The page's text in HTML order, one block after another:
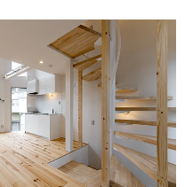
売買仲介エージェント（
都心の高級住宅・区分マン
買仲介エージェント（売
可能です。
や企業信用格付けも是非
は少ない高格付けを得てお